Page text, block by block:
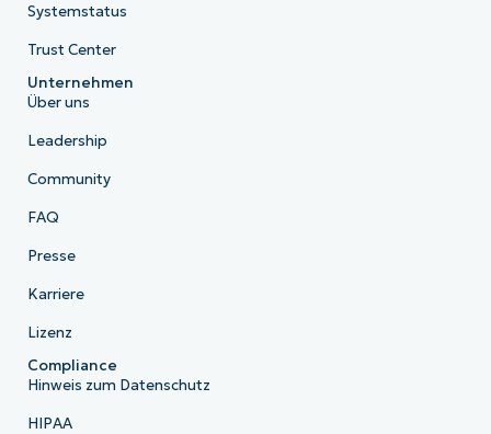
Systemstatus
Trust Center
Unternehmen
Über uns
Leadership
Community
FAQ
Presse
Karriere
Lizenz
Compliance
Hinweis zum Datenschutz
HIPAA